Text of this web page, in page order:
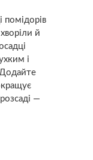
помідорів
й
і
—